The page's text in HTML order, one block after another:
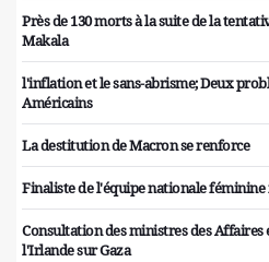
Près de 130 morts à la suite de la
Makala
l'inflation et le sans-abrisme; Deux
Américains
La destitution de Macron se renforce
Finaliste de l'équipe nationale féminine
Consultation des ministres des Affaires
l'Irlande sur Gaza